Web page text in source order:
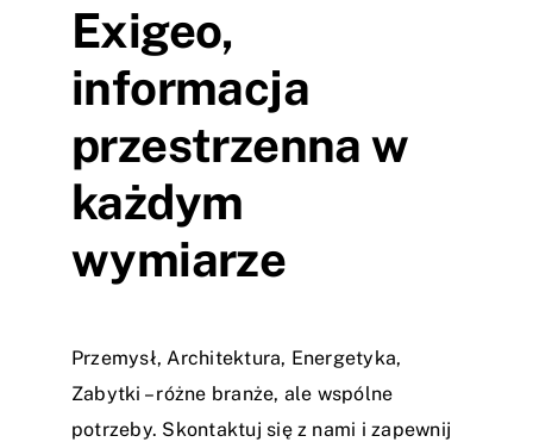
Exigeo,
informacja
przestrzenna w
każdym
wymiarze
Przemysł, Architektura, Energetyka,
Zabytki – różne branże, ale wspólne
potrzeby. Skontaktuj się z nami i zapewnij